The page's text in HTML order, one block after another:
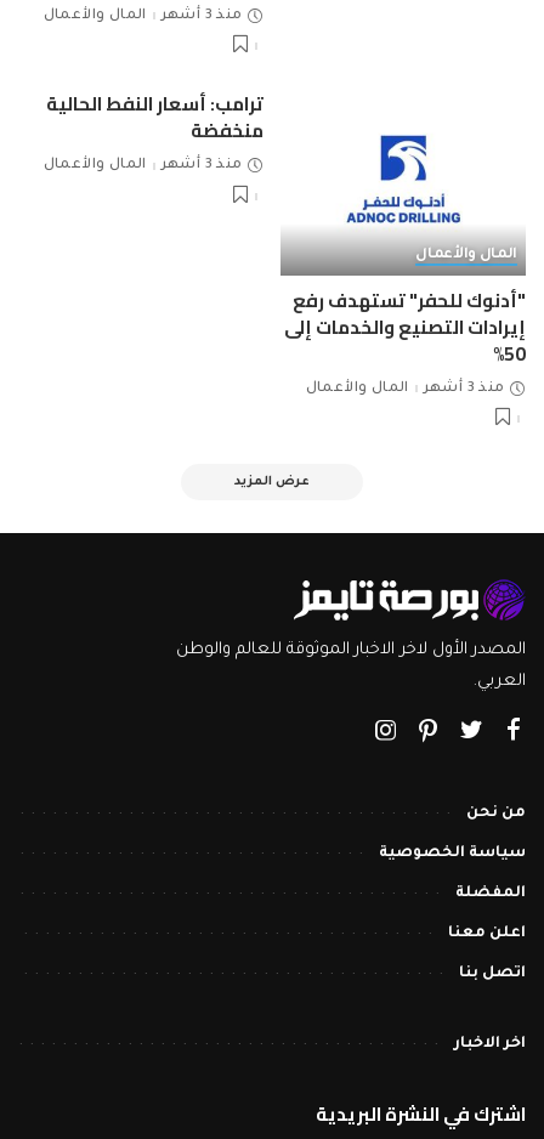
منذ 3 أشهر المال والأعمال
المال والأعمال
"أدنوك للحفر" تستهدف رفع
إيرادات التصنيع والخدمات إلى
50%
منذ 3 أشهر المال والأعمال
ترامب: أسعار النفط الحالية
منخفضة
منذ 3 أشهر المال والأعمال
عرض المزيد
المصدر الأول لاخر الاخبار الموثوقة للعالم والوطن
العربي.
من نحن
سياسة الخصوصية
المفضلة
اعلن معنا
اتصل بنا
اخر الاخبار
اشترك في النشرة البريدية